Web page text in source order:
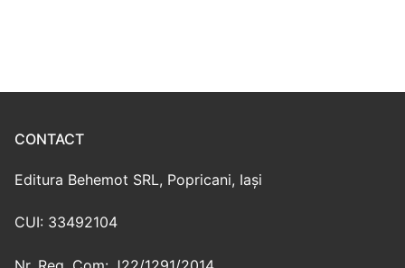
CONTACT
Editura Behemot SRL, Popricani, Iași
CUI: 33492104